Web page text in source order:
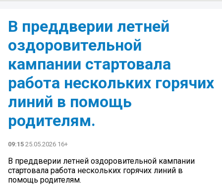
В преддверии летней
оздоровительной
кампании стартовала
работа нескольких горячих
линий в помощь
родителям.
09:15 25.05.2026 16+
В преддверии летней оздоровительной кампании
стартовала работа нескольких горячих линий в
помощь родителям.